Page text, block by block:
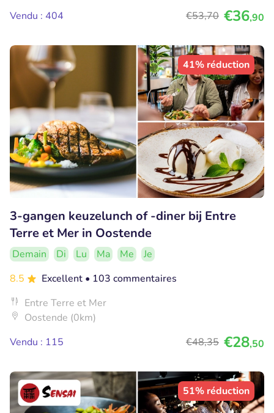
Vendu : 404
€53,70 €36,90
41% réduction
3-gangen keuzelunch of -diner bij Entre
Terre et Mer in Oostende
Demain Di Lu Ma Me
Je
8.5
Excellent • 103 commentaires
Entre Terre et Mer
Oostende (0km)
Vendu : 115
€48,35 €28,50
51% réduction